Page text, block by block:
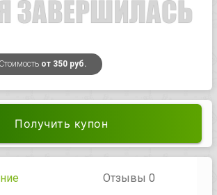
Стоимость от 350 руб.
Получить купон
Отзывы 0